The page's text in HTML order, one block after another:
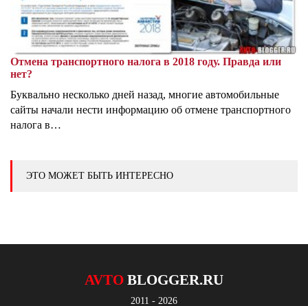
Отмена транспортного налога в 2018 году. Правда или
нет?
Буквально несколько дней назад, многие автомобильные
сайты начали нести информацию об отмене транспортного
налога в…
ЭТО МОЖЕТ БЫТЬ ИНТЕРЕСНО
AVTO BLOGGER.RU
2011 - 2026